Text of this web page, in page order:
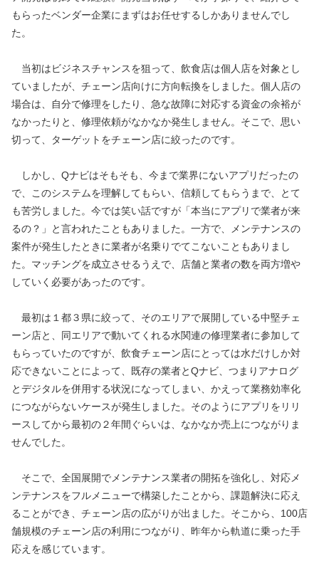
もらったベンダー企業にまずはお任せするしかありませんでし
た。
当初はビジネスチャンスを狙って、飲食店は個人店を対象とし
ていましたが、チェーン店向けに方向転換をしました。個人店の
場合は、自分で修理をしたり、急な故障に対応する資金の余裕が
なかったりと、修理依頼がなかなか発生しません。そこで、思い
切って、ターゲットをチェーン店に絞ったのです。
しかし、Qナビはそもそも、今まで業界にないアプリだったの
で、このシステムを理解してもらい、信頼してもらうまで、とて
も苦労しました。今では笑い話ですが「本当にアプリで業者が来
るの？」と言われたこともありました。一方で、メンテナンスの
案件が発生したときに業者が名乗りでてこないこともありまし
た。マッチングを成立させるうえで、店舗と業者の数を両方増や
していく必要があったのです。
最初は１都３県に絞って、そのエリアで展開している中堅チェ
ーン店と、同エリアで動いてくれる水関連の修理業者に参加して
もらっていたのですが、飲食チェーン店にとっては水だけしか対
応できないことによって、既存の業者とQナビ、つまりアナログ
とデジタルを併用する状況になってしまい、かえって業務効率化
につながらないケースが発生しました。そのようにアプリをリリ
ースしてから最初の２年間ぐらいは、なかなか売上につながりま
せんでした。
そこで、全国展開でメンテナンス業者の開拓を強化し、対応メ
ンテナンスをフルメニューで構築したことから、課題解決に応え
ることができ、チェーン店の広がりが出ました。そこから、100店
舗規模のチェーン店の利用につながり、昨年から軌道に乗った手
応えを感じています。